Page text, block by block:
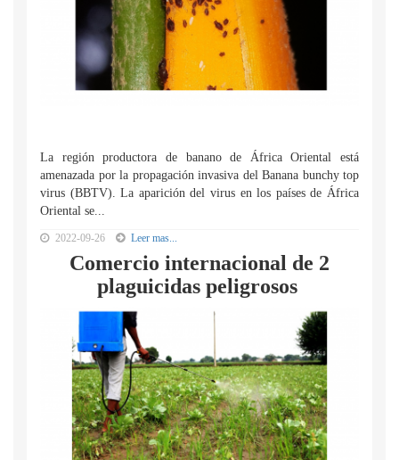
La región productora de banano de África Oriental está
amenazada por la propagación invasiva del Banana bunchy top
virus (BBTV). La aparición del virus en los países de África
Oriental se...
2022-09-26 Leer mas...
Comercio internacional de 2
plaguicidas peligrosos